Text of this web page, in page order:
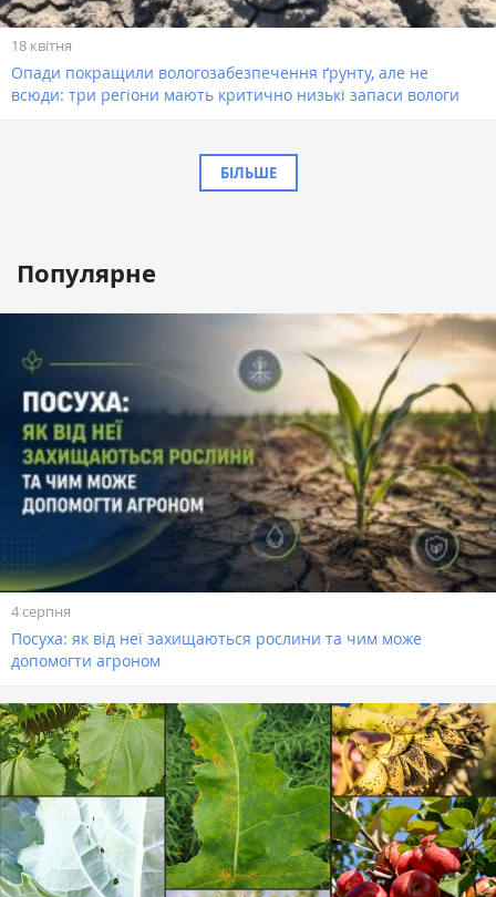
18 квітня
Опади покращили вологозабезпечення ґрунту, але не
всюди: три регіони мають критично низькі запаси вологи
БІЛЬШЕ
Популярне
4 серпня
Посуха: як від неї захищаються рослини та чим може
допомогти агроном